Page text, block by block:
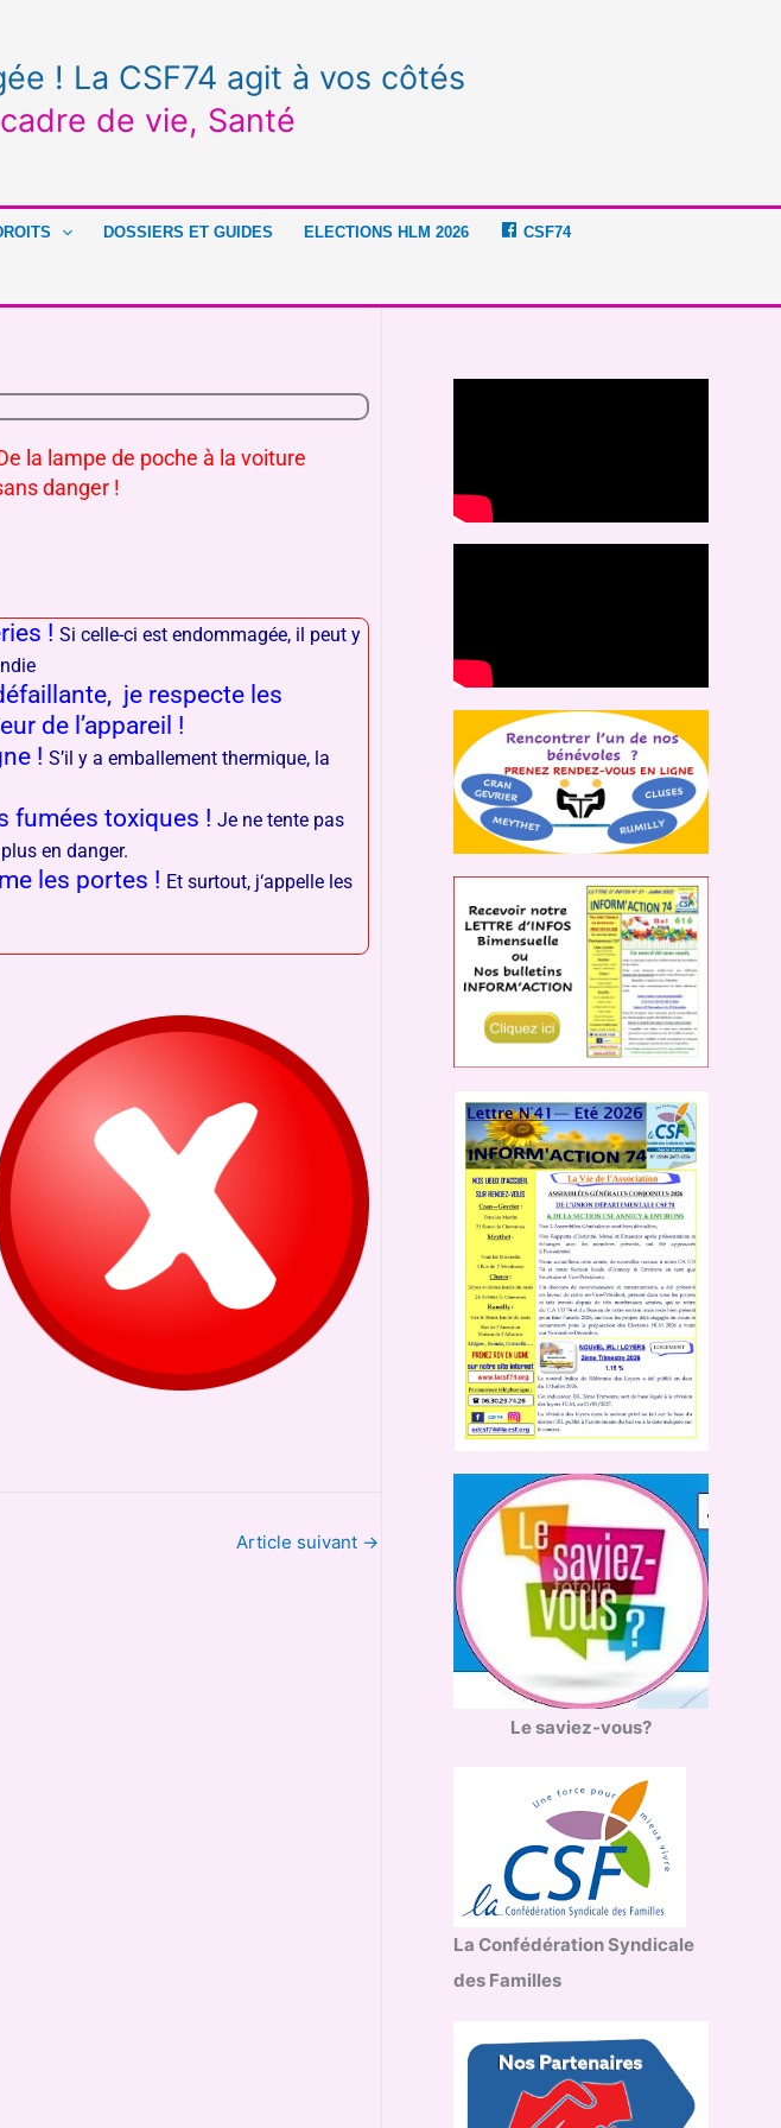
! La CSF74 agit à vos côtés
de vie, Santé
DOSSIERS ET GUIDES ELECTIONS HLM 2026 CSF74
lampe de poche à la voiture
danger !
! Si celle-ci est endommagée, il peut y
je respecte les
de l’appareil !
! S’il y a emballement thermique, la
fumées toxiques ! Je ne tente pas
en danger.
les portes ! Et surtout, j‘appelle les
Article suivant →
Le saviez-vous?
La Confédération Syndicale
des Familles